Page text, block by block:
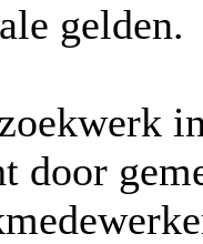
gelden.
door